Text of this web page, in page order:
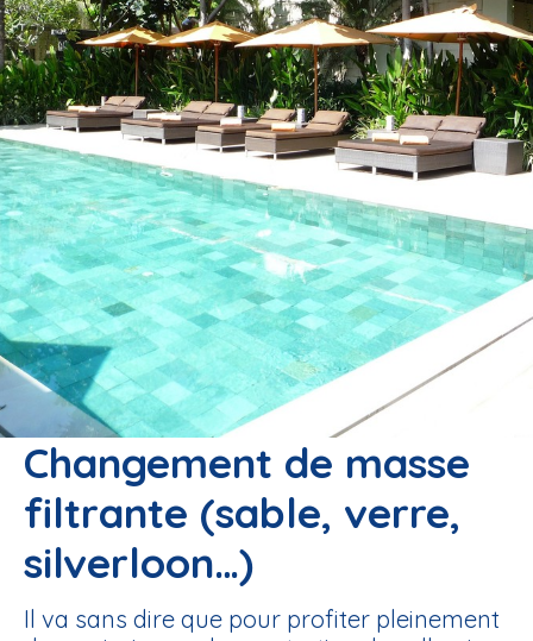
Changement de masse
filtrante (sable, verre,
silverloon…)
Il va sans dire que pour profiter pleinement